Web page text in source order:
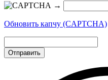
→
Обновить капчу (CAPTCHA)
Отправить